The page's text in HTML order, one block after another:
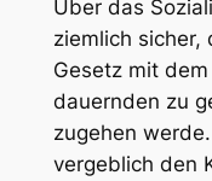
Über das
ziemlich sicher,
Gesetz mit
dauernden zu
zugehen
vergeblich den